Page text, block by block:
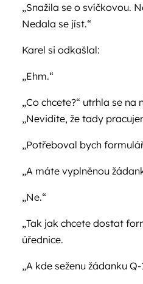
„Snažila se o svíčkovou.
Nedala se jíst.“
Karel si odkašlal:
„Ehm.“
„Co chcete?“ utrhla se na
„Nevidíte, že tady
„Potřeboval bych formulář
„A máte vyplněnou
„Ne.“
„Tak jak chcete dostat
úřednice.
„A kde seženu žádanku Q-